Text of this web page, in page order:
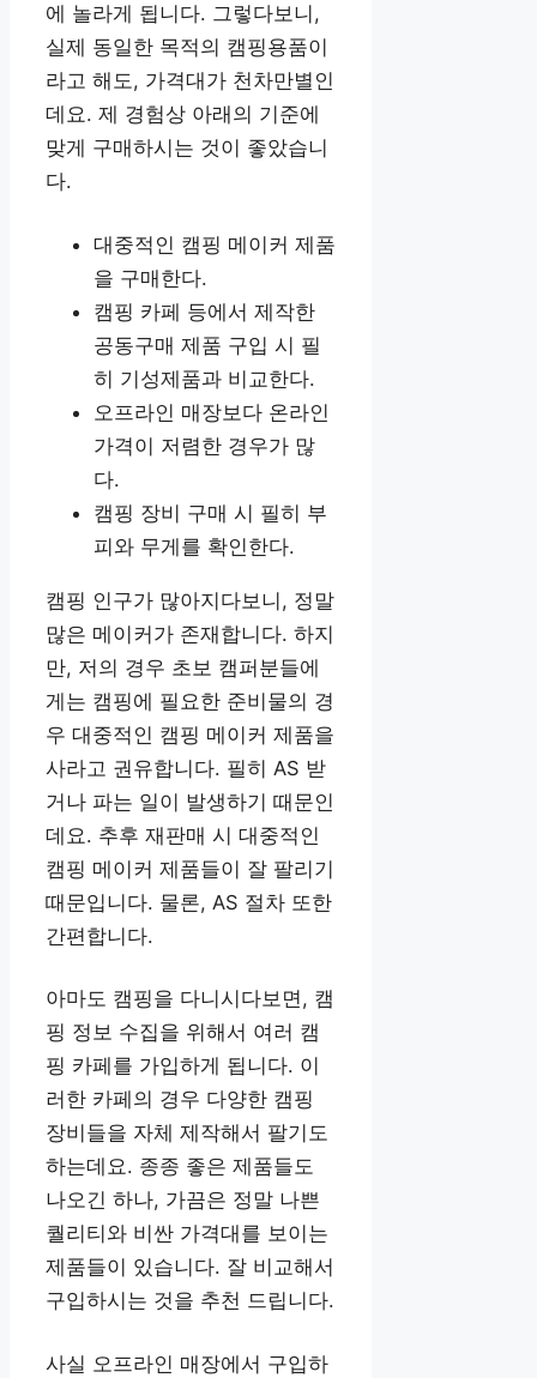
에 놀라게 됩니다. 그렇다보니,
실제 동일한 목적의 캠핑용품이
라고 해도, 가격대가 천차만별인
데요. 제 경험상 아래의 기준에
맞게 구매하시는 것이 좋았습니
다.
대중적인 캠핑 메이커 제품
을 구매한다.
캠핑 카페 등에서 제작한
공동구매 제품 구입 시 필
히 기성제품과 비교한다.
오프라인 매장보다 온라인
가격이 저렴한 경우가 많
다.
캠핑 장비 구매 시 필히 부
피와 무게를 확인한다.
캠핑 인구가 많아지다보니, 정말
많은 메이커가 존재합니다. 하지
만, 저의 경우 초보 캠퍼분들에
게는 캠핑에 필요한 준비물의 경
우 대중적인 캠핑 메이커 제품을
사라고 권유합니다. 필히 AS 받
거나 파는 일이 발생하기 때문인
데요. 추후 재판매 시 대중적인
캠핑 메이커 제품들이 잘 팔리기
때문입니다. 물론, AS 절차 또한
간편합니다.
아마도 캠핑을 다니시다보면, 캠
핑 정보 수집을 위해서 여러 캠
핑 카페를 가입하게 됩니다. 이
러한 카페의 경우 다양한 캠핑
장비들을 자체 제작해서 팔기도
하는데요. 종종 좋은 제품들도
나오긴 하나, 가끔은 정말 나쁜
퀄리티와 비싼 가격대를 보이는
제품들이 있습니다. 잘 비교해서
구입하시는 것을 추천 드립니다.
사실 오프라인 매장에서 구입하